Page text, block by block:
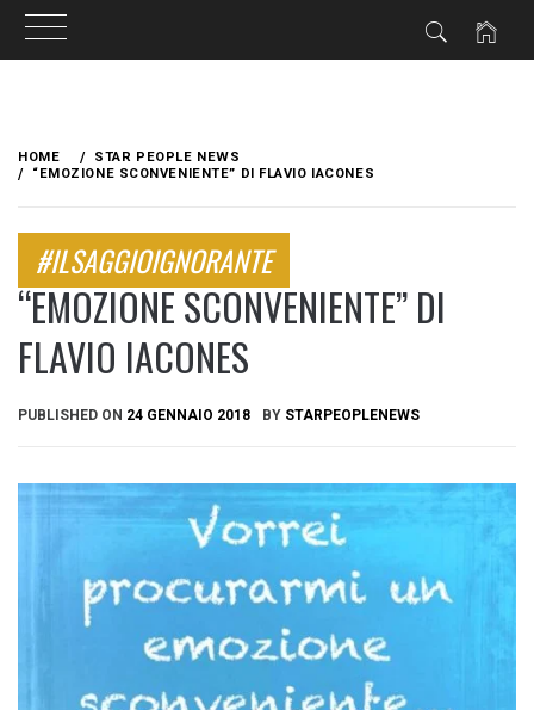
content
HOME
STAR PEOPLE NEWS
“EMOZIONE SCONVENIENTE” DI FLAVIO IACONES
#ILSAGGIOIGNORANTE
“EMOZIONE SCONVENIENTE” DI
FLAVIO IACONES
PUBLISHED ON 24 GENNAIO 2018 BY STARPEOPLENEWS